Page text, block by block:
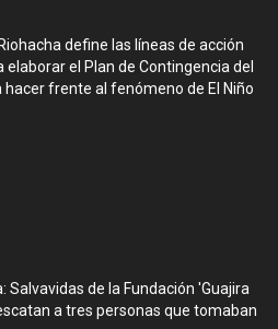
define las líneas de acción
elaborar el Plan de Contingencia del
hacer frente al fenómeno de El Niño
Salvavidas de la Fundación 'Guajira
a tres personas que tomaban